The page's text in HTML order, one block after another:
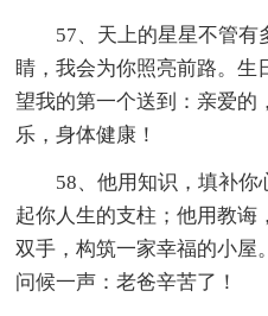
57、天上的星星不管有
睛，我会为你照亮前路。生
望我的第一个送到：亲爱的
乐，身体健康！
58、他用知识，填补你
起你人生的支柱；他用教诲
双手，构筑一家幸福的小屋
问候一声：老爸辛苦了！